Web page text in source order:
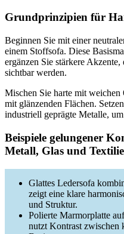
Grundprinzipien für
Beginnen Sie mit einer
einem Stoffsofa. Diese
ergänzen Sie stärkere
sichtbar werden.
Mischen Sie harte mit
mit glänzenden Flächen.
industriell geprägte Metalle,
Beispiele gelungener
Metall, Glas und
Glattes Ledersofa
zeigt eine klare
und Struktur.
Polierte Marmorplatte
nutzt Kontrast zwischen